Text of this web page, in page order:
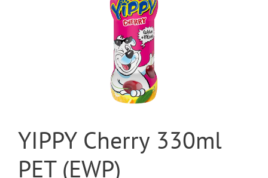
YIPPY Cherry 330ml
PET (EWP)